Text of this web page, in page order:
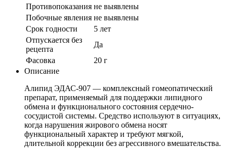
Противопоказания не выявлены
Побочные явления не выявлены
Срок годности
5 лет
Отпускается без
рецепта
Да
Фасовка
20 г
Описание
Алипид ЭДАС-907 — комплексный гомеопатический
препарат, применяемый для поддержки липидного
обмена и функционального состояния сердечно-
сосудистой системы. Средство используют в ситуациях,
когда нарушения жирового обмена носят
функциональный характер и требуют мягкой,
длительной коррекции без агрессивного вмешательства.